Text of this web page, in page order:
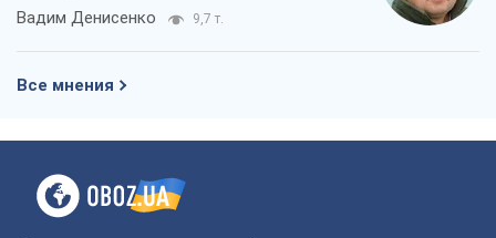
Вадим Денисенко 9,7 т.
Все мнения